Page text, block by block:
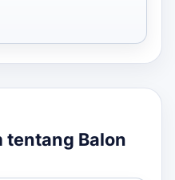
tentang Balon